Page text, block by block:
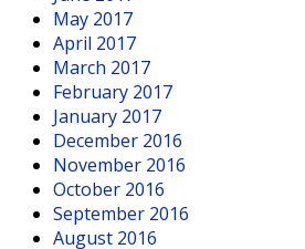
May 2017
April 2017
March 2017
February 2017
January 2017
December 2016
November 2016
October 2016
September 2016
August 2016